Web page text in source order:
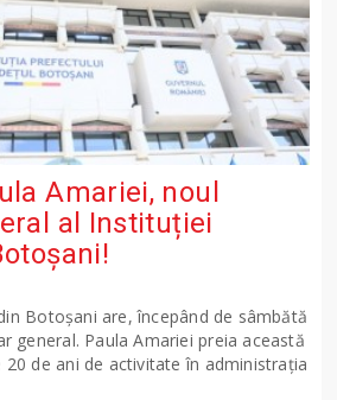
Amariei, noul
al Instituției
Botoșani are, începând de sâmbătă
general. Paula Amariei preia această
de ani de activitate în administrația